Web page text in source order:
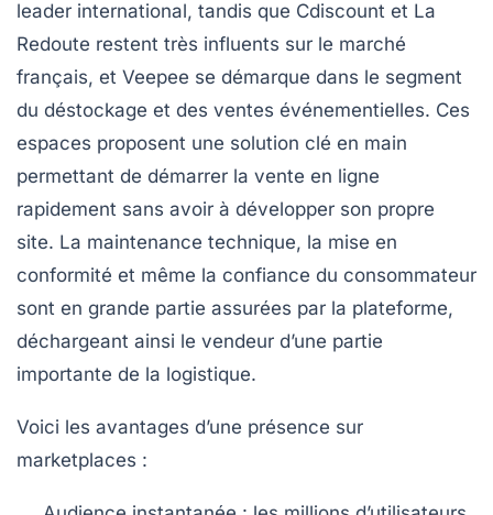
leader international, tandis que Cdiscount et La
Redoute restent très influents sur le marché
français, et Veepee se démarque dans le segment
du déstockage et des ventes événementielles. Ces
espaces proposent une solution clé en main
permettant de démarrer la vente en ligne
rapidement sans avoir à développer son propre
site. La maintenance technique, la mise en
conformité et même la confiance du consommateur
sont en grande partie assurées par la plateforme,
déchargeant ainsi le vendeur d’une partie
importante de la logistique.
Voici les avantages d’une présence sur
marketplaces :